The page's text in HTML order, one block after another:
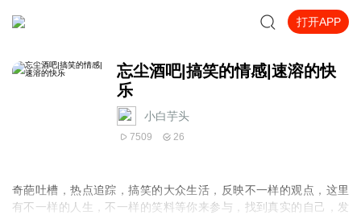
打开APP
忘尘酒吧|搞笑的情感|速溶的快
乐
小白芋头
7509 26
奇葩吐槽，热点追踪，搞笑的大众生活，反映不一样的观点，这里
有不一样的人生，不一样的笑料等你来参与，找到真实的自己，发